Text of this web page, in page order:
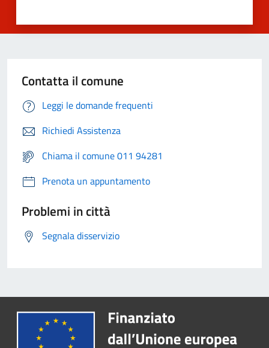
Contatta il comune
Leggi le domande frequenti
Richiedi Assistenza
Chiama il comune 011 94281
Prenota un appuntamento
Problemi in città
Segnala disservizio